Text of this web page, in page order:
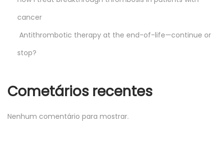
cancer
Antithrombotic therapy at the end-of-life—continue or
stop?
Cometários recentes
Nenhum comentário para mostrar.